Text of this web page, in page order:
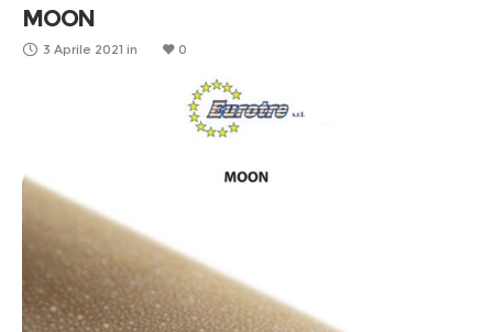
MOON
3 Aprile 2021 in 0